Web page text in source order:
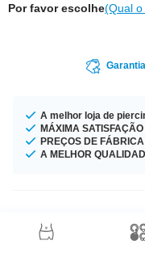
Por favor escolhe(Qual
A melhor loja de
MÁXIMA SATISFAÇÃO
PREÇOS DE FÁBRICA
A MELHOR
Detalhes do